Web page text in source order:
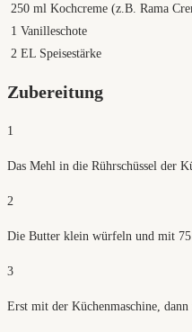
250 ml Kochcreme (z.B. Rama
1 Vanilleschote
2 EL Speisestärke
Zubereitung
1
Das Mehl in die Rührschüssel der
2
Die Butter klein würfeln und mit 75
3
Erst mit der Küchenmaschine,